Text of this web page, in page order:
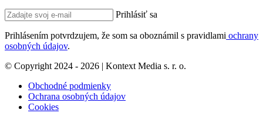
Prihlásiť sa
Prihlásením potvrdzujem, že som sa oboznámil s pravidlami ochrany
osobných údajov.
© Copyright 2024 - 2026 | Kontext Media s. r. o.
Obchodné podmienky
Ochrana osobných údajov
Cookies